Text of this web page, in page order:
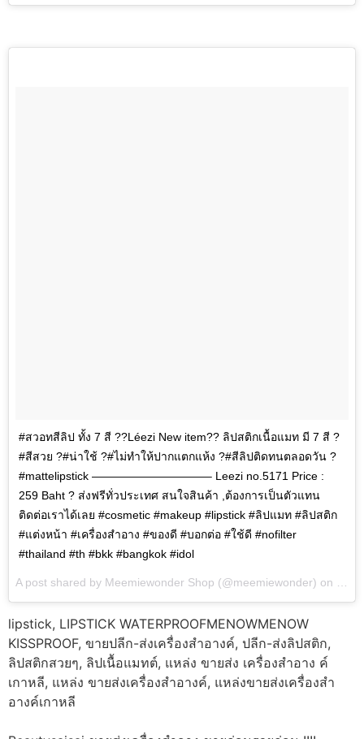
#สวอทสีลิป ทั้ง 7 สี ??Léezi New item?? ลิปสติกเนื้อแมท มี 7 สี ?
#สีสวย ?#น่าใช้ ?#ไม่ทำให้ปากแตกแห้ง ?#สีลิปติดทนตลอดวัน ?
#mattelipstick ——————————– Leezi no.5171 Price :
259 Baht ? ส่งฟรีทั่วประเทศ สนใจสินค้า ,ต้องการเป็นตัวแทน
ติดต่อเราได้เลย #cosmetic #makeup #lipstick #ลิปแมท #ลิปสติก
#แต่งหน้า #เครื่องสำอาง #ของดี #บอกต่อ #ใช้ดี #nofilter
#thailand #th #bkk #bangkok #idol
lipstick, LIPSTICK WATERPROOFMENOWMENOW
KISSPROOF, ขายปลีก-ส่งเครื่องสำอางค์, ปลีก-ส่งลิปสติก,
ลิปสติกสวยๆ, ลิปเนื้อแมทต์, แหล่ง ขายส่ง เครื่องสำอาง ค์
เกาหลี, แหล่ง ขายส่งเครื่องสำอางค์, แหล่งขายส่งเครื่องสำ
อางค์เกาหลี